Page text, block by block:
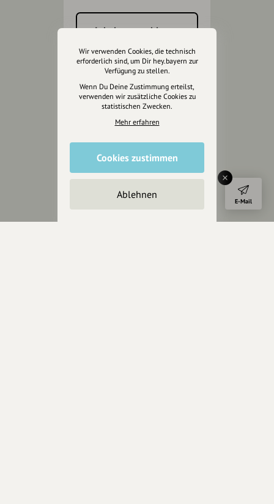
E-Mail
Inhalte vorschlagen
Jetzt unterstützen
Wir können leider keine
Wir verwenden Cookies, die technisch
erforderlich sind, um Dir hey.bayern zur
Verfügung zu stellen.
Wenn Du Deine Zustimmung erteilst,
verwenden wir zusätzliche Cookies zu
statistischen Zwecken.
Mehr erfahren
Cookies zustimmen
Ablehnen